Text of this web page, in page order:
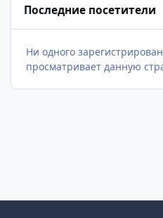
Последние посетители
Ни одного
просматривает данную